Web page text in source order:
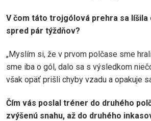
V čom táto trojgólová prehra sa líšila
spred pár týždňov?
„Myslím si, že v prvom polčase sme
sme iba o gól, dalo sa s výsledkom
však opäť prišli chyby vzadu a opakuje
Čím vás poslal tréner do druhého
zvýšenú snahu, až do druhého